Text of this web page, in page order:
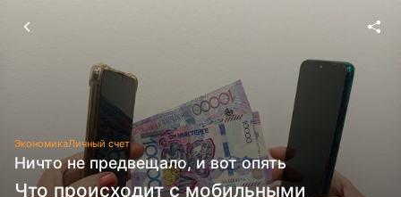
ЭкономикаЛичный счет
Ничто не предвещало, и вот опять
Что происходит с мобильными